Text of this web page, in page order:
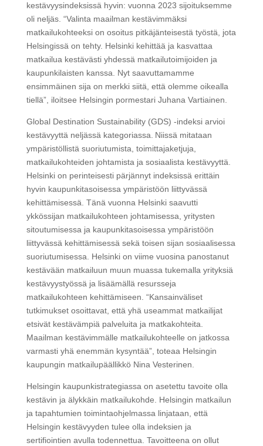
kestävyysindeksissä hyvin: vuonna 2023 sijoituksemme
oli neljäs. “Valinta maailman kestävimmäksi
matkailukohteeksi on osoitus pitkäjänteisestä työstä, jota
Helsingissä on tehty. Helsinki kehittää ja kasvattaa
matkailua kestävästi yhdessä matkailutoimijoiden ja
kaupunkilaisten kanssa. Nyt saavuttamamme
ensimmäinen sija on merkki siitä, että olemme oikealla
tiellä”, iloitsee Helsingin pormestari Juhana Vartiainen.
Global Destination Sustainability (GDS) -indeksi arvioi
kestävyyttä neljässä kategoriassa. Niissä mitataan
ympäristöllistä suoriutumista, toimittajaketjuja,
matkailukohteiden johtamista ja sosiaalista kestävyyttä.
Helsinki on perinteisesti pärjännyt indeksissä erittäin
hyvin kaupunkitasoisessa ympäristöön liittyvässä
kehittämisessä. Tänä vuonna Helsinki saavutti
ykkössijan matkailukohteen johtamisessa, yritysten
sitoutumisessa ja kaupunkitasoisessa ympäristöön
liittyvässä kehittämisessä sekä toisen sijan sosiaalisessa
suoriutumisessa. Helsinki on viime vuosina panostanut
kestävään matkailuun muun muassa tukemalla yrityksiä
kestävyystyössä ja lisäämällä resursseja
matkailukohteen kehittämiseen. “Kansainväliset
tutkimukset osoittavat, että yhä useammat matkailijat
etsivät kestävämpiä palveluita ja matkakohteita.
Maailman kestävimmälle matkailukohteelle on jatkossa
varmasti yhä enemmän kysyntää”, toteaa Helsingin
kaupungin matkailupäällikkö Nina Vesterinen.
Helsingin kaupunkistrategiassa on asetettu tavoite olla
kestävin ja älykkäin matkailukohde. Helsingin matkailun
ja tapahtumien toimintaohjelmassa linjataan, että
Helsingin kestävyyden tulee olla indeksien ja
sertifiointien avulla todennettua. Tavoitteena on ollut